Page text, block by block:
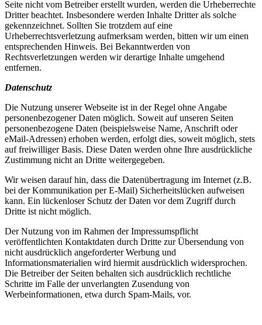
Seite nicht vom Betreiber erstellt wurden, werden die Urheberrechte
Dritter beachtet. Insbesondere werden Inhalte Dritter als solche
gekennzeichnet. Sollten Sie trotzdem auf eine
Urheberrechtsverletzung aufmerksam werden, bitten wir um einen
entsprechenden Hinweis. Bei Bekanntwerden von
Rechtsverletzungen werden wir derartige Inhalte umgehend
entfernen.
Datenschutz
Die Nutzung unserer Webseite ist in der Regel ohne Angabe
personenbezogener Daten möglich. Soweit auf unseren Seiten
personenbezogene Daten (beispielsweise Name, Anschrift oder
eMail-Adressen) erhoben werden, erfolgt dies, soweit möglich, stets
auf freiwilliger Basis. Diese Daten werden ohne Ihre ausdrückliche
Zustimmung nicht an Dritte weitergegeben.
Wir weisen darauf hin, dass die Datenübertragung im Internet (z.B.
bei der Kommunikation per E-Mail) Sicherheitslücken aufweisen
kann. Ein lückenloser Schutz der Daten vor dem Zugriff durch
Dritte ist nicht möglich.
Der Nutzung von im Rahmen der Impressumspflicht
veröffentlichten Kontaktdaten durch Dritte zur Übersendung von
nicht ausdrücklich angeforderter Werbung und
Informationsmaterialien wird hiermit ausdrücklich widersprochen.
Die Betreiber der Seiten behalten sich ausdrücklich rechtliche
Schritte im Falle der unverlangten Zusendung von
Werbeinformationen, etwa durch Spam-Mails, vor.